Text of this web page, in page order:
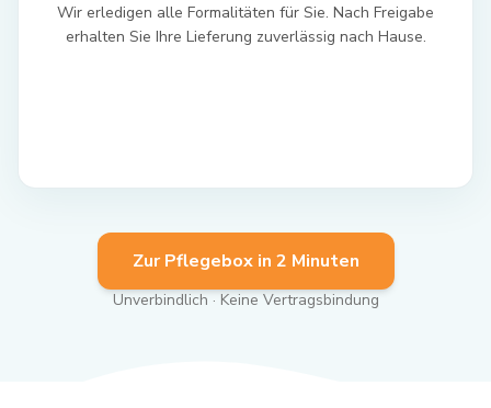
Wir erledigen alle Formalitäten für Sie. Nach Freigabe
erhalten Sie Ihre Lieferung zuverlässig nach Hause.
Zur Pflegebox in 2 Minuten
Unverbindlich · Keine Vertragsbindung